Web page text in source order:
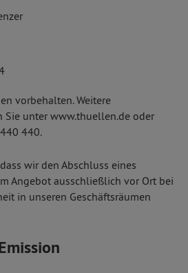
vorbehalten. Weitere
unter www.thuellen.de oder
440.
wir den Abschluss eines
Angebot ausschließlich vor Ort bei
in unseren Geschäftsräumen